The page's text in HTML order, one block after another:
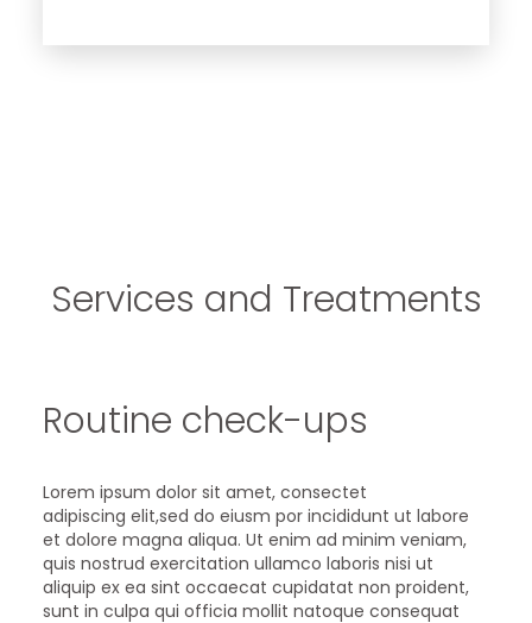
Services and Treatments
Routine check-ups
Lorem ipsum dolor sit amet, consectet
adipiscing elit,sed do eiusm por incididunt ut labore
et dolore magna aliqua. Ut enim ad minim veniam,
quis nostrud exercitation ullamco laboris nisi ut
aliquip ex ea sint occaecat cupidatat non proident,
sunt in culpa qui officia mollit natoque consequat